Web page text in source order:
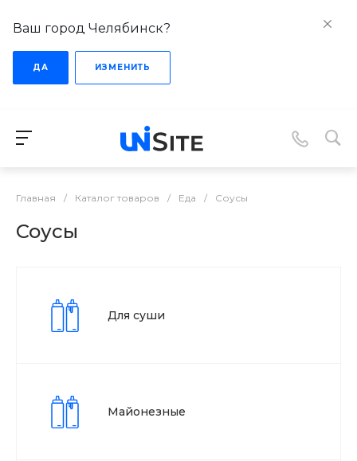
Ваш город Челябинск?
ДА ИЗМЕНИТЬ
Главная / Каталог товаров / Еда / Соусы
Соусы
Для суши
Майонезные